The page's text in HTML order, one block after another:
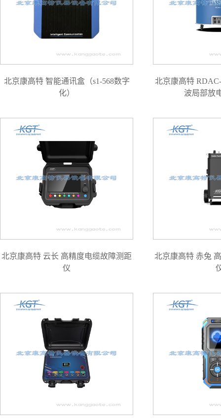
北京康高特 智能通讯盒（s1-568数字
化）
北京康高特
波局部放
北京康高特 云长 高精度电缆故障测距
仪
北京康高特 赤兔